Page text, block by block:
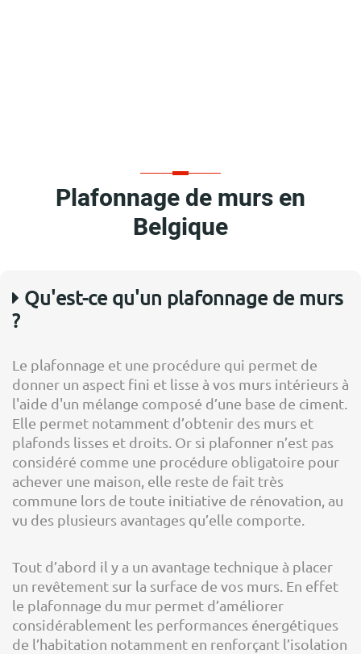
Plafonnage de murs en
Belgique
Qu'est-ce qu'un plafonnage de murs
?
Le plafonnage et une procédure qui permet de
donner un aspect fini et lisse à vos murs intérieurs à
l'aide d'un mélange composé d’une base de ciment.
Elle permet notamment d’obtenir des murs et
plafonds lisses et droits. Or si plafonner n’est pas
considéré comme une procédure obligatoire pour
achever une maison, elle reste de fait très
commune lors de toute initiative de rénovation, au
vu des plusieurs avantages qu’elle comporte.
Tout d’abord il y a un avantage technique à placer
un revêtement sur la surface de vos murs. En effet
le plafonnage du mur permet d’améliorer
considérablement les performances énergétiques
de l’habitation notamment en renforçant l’isolation